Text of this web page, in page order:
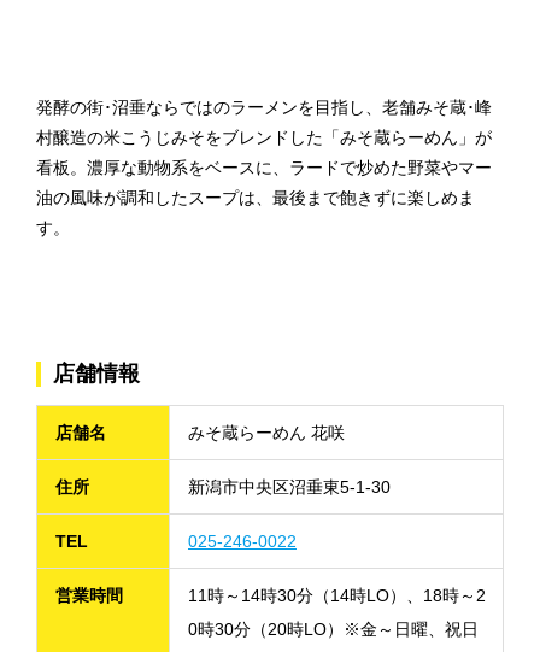
発酵の街･沼垂ならではのラーメンを目指し、老舗みそ蔵･峰
村醸造の米こうじみそをブレンドした「みそ蔵らーめん」が
看板。濃厚な動物系をベースに、ラードで炒めた野菜やマー
油の風味が調和したスープは、最後まで飽きずに楽しめま
す。
店舗情報
店舗名 みそ蔵らーめん 花咲
住所 新潟市中央区沼垂東5-1-30
TEL 025-246-0022
営業時間
11時～14時30分（14時LO）、18時～2
0時30分（20時LO）※金～日曜、祝日